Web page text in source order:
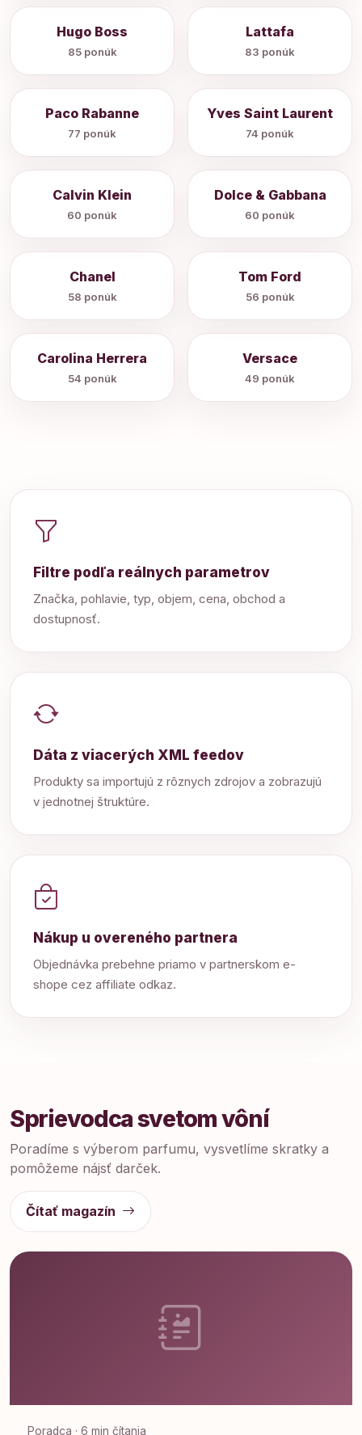
Hugo Boss
85 ponúk
Lattafa
83 ponúk
Paco Rabanne
77 ponúk
Yves Saint Laurent
74 ponúk
Calvin Klein
60 ponúk
Dolce & Gabbana
60 ponúk
Chanel
58 ponúk
Tom Ford
56 ponúk
Carolina Herrera
54 ponúk
Versace
49 ponúk
Filtre podľa reálnych parametrov
Značka, pohlavie, typ, objem, cena, obchod a
dostupnosť.
Dáta z viacerých XML feedov
Produkty sa importujú z rôznych zdrojov a zobrazujú
v jednotnej štruktúre.
Nákup u overeného partnera
Objednávka prebehne priamo v partnerskom e-
shope cez affiliate odkaz.
Sprievodca svetom vôní
Poradíme s výberom parfumu, vysvetlíme skratky a
pomôžeme nájsť darček.
Čítať magazín
Poradca · 6 min čítania